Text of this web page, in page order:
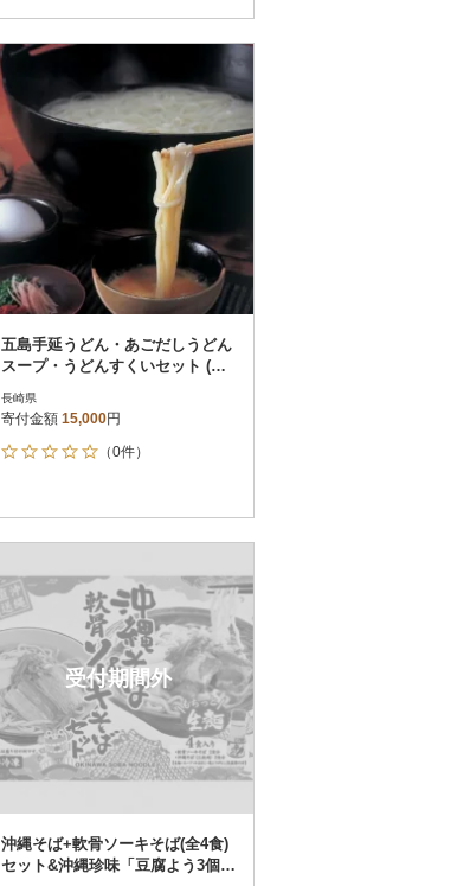
五島手延うどん・あごだしうどん
スープ・うどんすくいセット (A3
長崎県
寄付金額 15,000円
（0件）
受付期間外
沖縄そば+軟骨ソーキそば(全4食)
セット&沖縄珍味「豆腐よう3個